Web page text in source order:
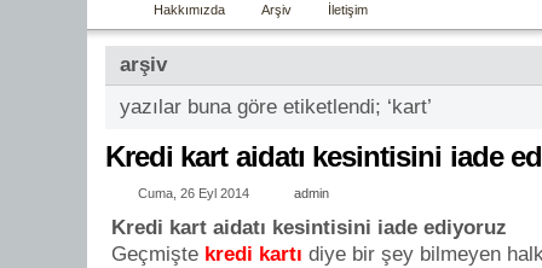
Hakkımızda Arşiv İletişim
arşiv
yazılar buna göre etiketlendi; ‘kart’
Kredi kart aidatı kesintisini iade
Cuma, 26 Eyl 2014 admin
Kredi kart aidatı kesintisini iade ediyoruz
Geçmişte kredi kartı diye bir şey bilmeyen